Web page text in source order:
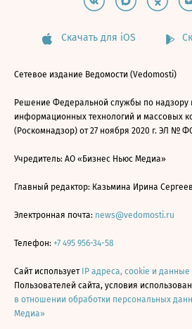
Скачать для iOS
Сетевое издание Ведомости (Vedomosti)
Решение Федеральной службы по надзору
информационных технологий и массовых
(Роскомнадзор) от 27 ноября 2020 г. ЭЛ № ФС
Учредитель: АО «Бизнес Ньюс Медиа»
Главный редактор: Казьмина Ирина
Электронная почта: news@vedomosti.ru
Телефон: +7 495 956-34-58
Сайт использует IP адреса, cookie и
Пользователей сайта, условия
в отношении обработки персональных
Медиа»